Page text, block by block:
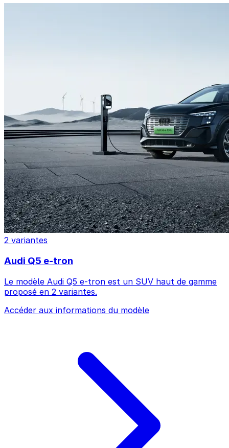
2 variantes
Audi Q5 e-tron
Le modèle Audi Q5 e-tron est un SUV haut de gamme
proposé en 2 variantes.
Accéder aux informations du modèle